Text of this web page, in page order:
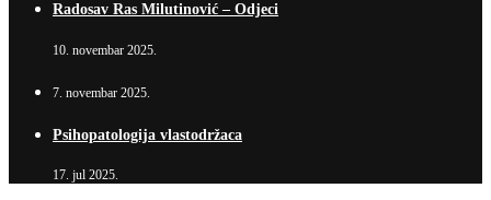
Radosav Ras Milutinović – Odjeci
10. novembar 2025.
7. novembar 2025.
Psihopatologija vlastodržaca
17. jul 2025.